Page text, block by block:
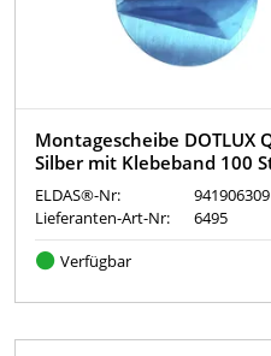
Montagescheibe DOTLUX
Silber mit Klebeband 100
ELDAS®-Nr:
941906309
Lieferanten-Art-Nr:
6495
Verfügbar